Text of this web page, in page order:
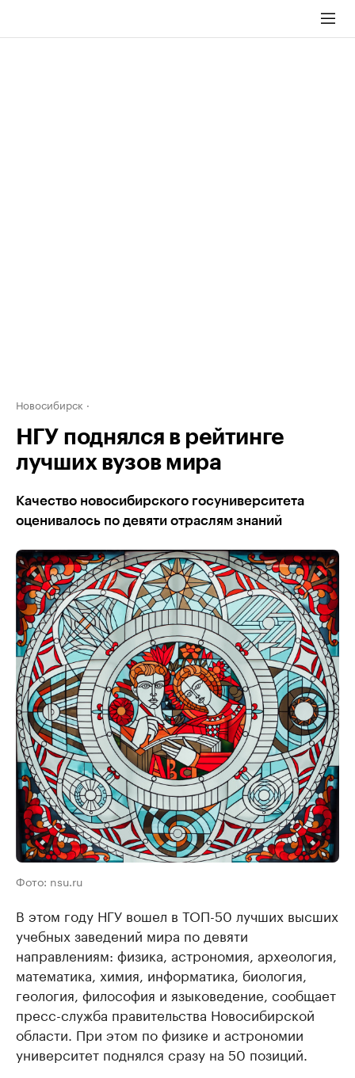
Новосибирск
НГУ поднялся в рейтинге
лучших вузов мира
Качество новосибирского госуниверситета
оценивалось по девяти отраслям знаний
Фото: nsu.ru
В этом году НГУ вошел в ТОП-50 лучших высших
учебных заведений мира по девяти
направлениям: физика, астрономия, археология,
математика, химия, информатика, биология,
геология, философия и языковедение, сообщает
пресс-служба правительства Новосибирской
области. При этом по физике и астрономии
университет поднялся сразу на 50 позиций.